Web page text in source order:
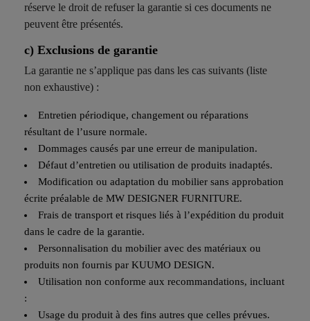
réserve le droit de refuser la garantie si ces documents ne
peuvent être présentés.
c) Exclusions de garantie
La garantie ne s’applique pas dans les cas suivants (liste
non exhaustive) :
Entretien périodique, changement ou réparations
résultant de l’usure normale.
Dommages causés par une erreur de manipulation.
Défaut d’entretien ou utilisation de produits inadaptés.
Modification ou adaptation du mobilier sans approbation
écrite préalable de MW DESIGNER FURNITURE.
Frais de transport et risques liés à l’expédition du produit
dans le cadre de la garantie.
Personnalisation du mobilier avec des matériaux ou
produits non fournis par KUUMO DESIGN.
Utilisation non conforme aux recommandations, incluant
:
Usage du produit à des fins autres que celles prévues.